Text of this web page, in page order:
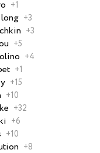
+1
+3
+3
+5
+4
+1
+15
+10
+32
+6
+10
+8